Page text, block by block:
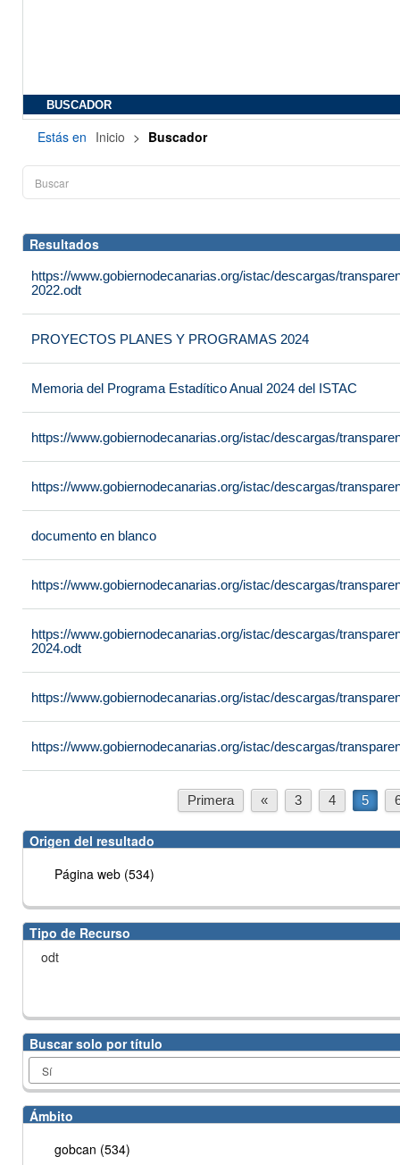
BUSCADOR
Estás en Inicio > Buscador
Resultados
https://www.gobiernodecanarias.org/istac/descargas/
2022.odt
PROYECTOS PLANES Y PROGRAMAS 2024
Memoria del Programa Estadítico Anual 2024 del ISTAC
https://www.gobiernodecanarias.org/istac/descargas/
https://www.gobiernodecanarias.org/istac/descargas/
documento en blanco
https://www.gobiernodecanarias.org/istac/descargas/
https://www.gobiernodecanarias.org/istac/descargas/
2024.odt
https://www.gobiernodecanarias.org/istac/descargas/
https://www.gobiernodecanarias.org/istac/descargas/
Primera « 3 4 5
Origen del resultado
Página web (534)
Tipo de Recurso
odt
Buscar solo por título
Ámbito
gobcan (534)